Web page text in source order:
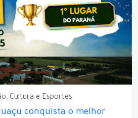
Cultura e Esportes
conquista o melhor